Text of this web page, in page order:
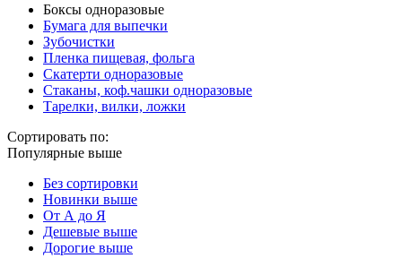
Боксы одноразовые
Бумага для выпечки
Зубочистки
Пленка пищевая, фольга
Скатерти одноразовые
Стаканы, коф.чашки одноразовые
Тарелки, вилки, ложки
Сортировать по:
Популярные выше
Без сортировки
Новинки выше
От А до Я
Дешевые выше
Дорогие выше